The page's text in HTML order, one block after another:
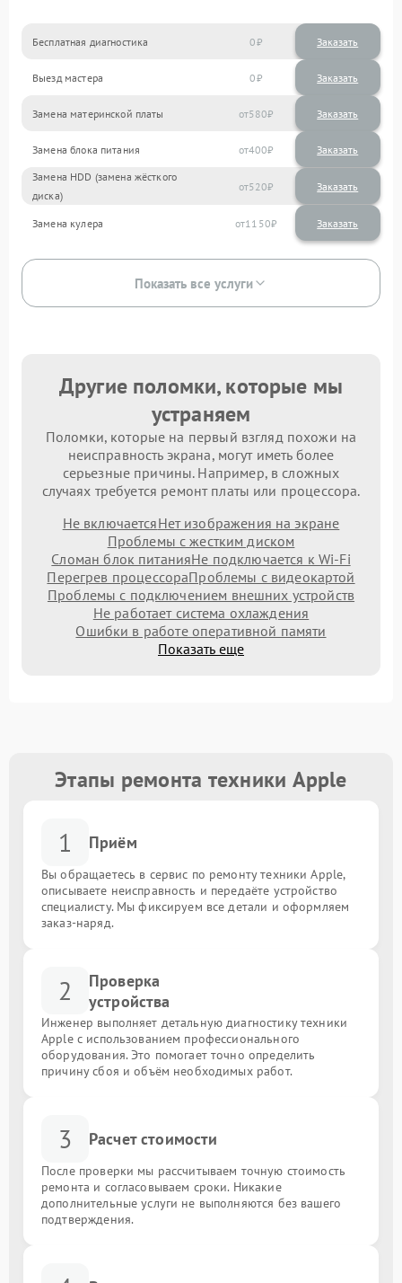
Бесплатная диагностика 0 Заказать
Выезд мастера 0 Заказать
Замена материнской платы 580
Замена блока питания 400
Замена HDD (замена жёсткого
диска)
520
Замена кулера 1150
Показать все услуги
Другие поломки, которые мы
устраняем
Поломки, которые на первый взгляд похожи на
неисправность экрана, могут иметь более
серьезные причины. Например, в сложных
случаях требуется ремонт платы или процессора.
Не включаетсяНет изображения на экране
Проблемы с жестким диском
Сломан блок питанияНе подключается к Wi-Fi
Перегрев процессораПроблемы с видеокартой
Проблемы с подключением внешних устройств
Не работает система охлаждения
Ошибки в работе оперативной памяти
Показать еще
Этапы ремонта техники Apple
1 Приём
Вы обращаетесь в сервис по ремонту техники Apple,
описываете неисправность и передаёте устройство
специалисту. Мы фиксируем все детали и оформляем
заказ-наряд.
2
Проверка
устройства
Инженер выполняет детальную диагностику техники
Apple с использованием профессионального
оборудования. Это помогает точно определить
причину сбоя и объём необходимых работ.
3 Расчет стоимости
После проверки мы рассчитываем точную стоимость
ремонта и согласовываем сроки. Никакие
дополнительные услуги не выполняются без вашего
подтверждения.